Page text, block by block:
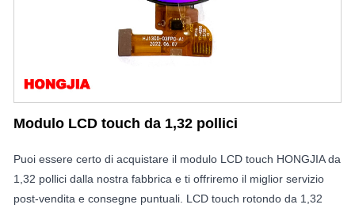
Modulo LCD touch da 1,32 pollici
Puoi essere certo di acquistare il modulo LCD touch HONGJIA da
1,32 pollici dalla nostra fabbrica e ti offriremo il miglior servizio
post-vendita e consegne puntuali. LCD touch rotondo da 1,32